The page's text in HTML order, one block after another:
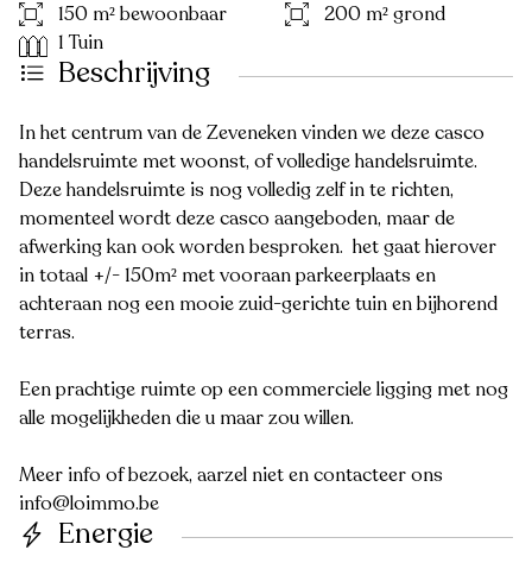
150 m² bewoonbaar
200 m² grond
1 Tuin
Beschrijving
In het centrum van de Zeveneken vinden we deze casco
handelsruimte met woonst, of volledige handelsruimte.
Deze handelsruimte is nog volledig zelf in te richten,
momenteel wordt deze casco aangeboden, maar de
afwerking kan ook worden besproken. het gaat hierover
in totaal +/- 150m² met vooraan parkeerplaats en
achteraan nog een mooie zuid-gerichte tuin en bijhorend
terras.
Een prachtige ruimte op een commerciele ligging met nog
alle mogelijkheden die u maar zou willen.
Meer info of bezoek, aarzel niet en contacteer ons
info@loimmo.be
Energie